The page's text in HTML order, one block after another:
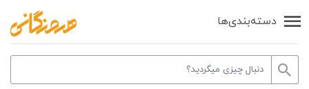
دسته‌بندی‌ها